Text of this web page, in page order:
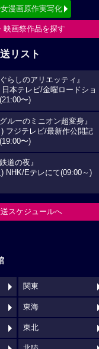
漫画原作実写化
映画祭作品を探す
リスト
ぐらしのアリエッティ』
日本テレビ/金曜ロードショ
〜)
グルーのミニオン超変身』
フジテレビ/最新作公開記
〜)
道の夜』
NHK/Eテレにて(09:00～)
スケジュールへ
関東
東海
東北